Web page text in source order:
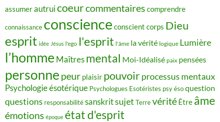
assumerautruicoeurcommentaires comprendre
connaissance conscience conscient corps Dieu
esprit idée Jésus l'ego l'esprit l'âme la vérité logique Lumière
l’homme Maîtres mental Moi-Idéalisé paix pensées
personne peur plaisir pouvoirprocessus mentaux
Psychologie ésotérique Psychologues Esotéristes psy ésoquestion
questions responsabilitésanskritsujet Terrevérité Être âme
émotions époque état d'esprit